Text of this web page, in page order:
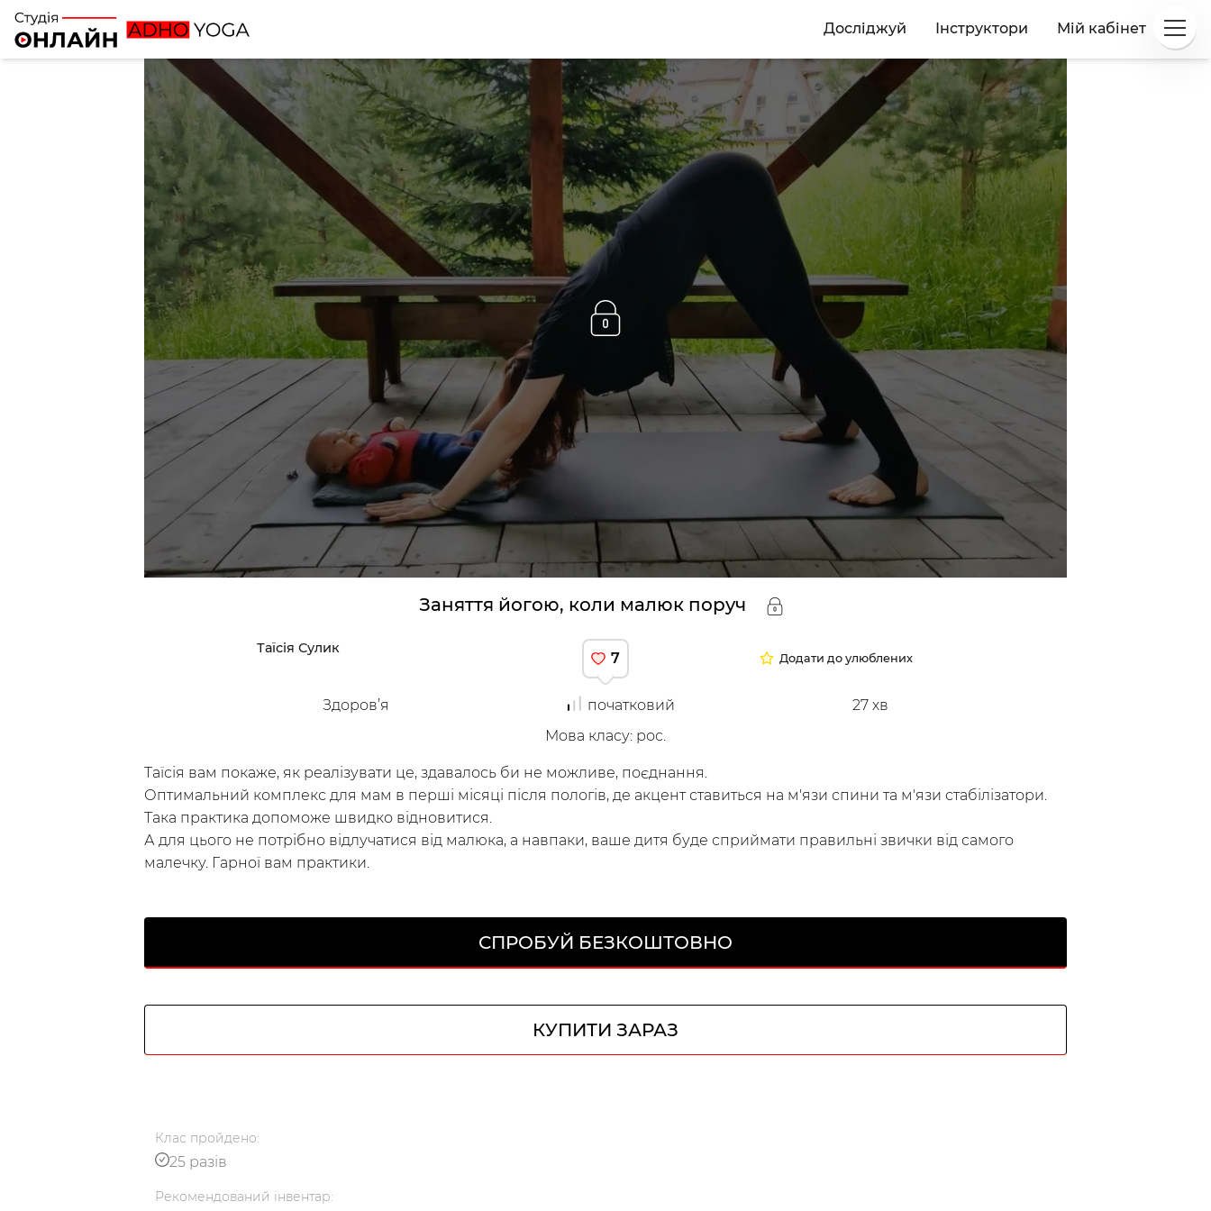
Досліджуй Інструктори Мій кабінет
Досліджуй
Плейлисти
Інструктори
Зареєструйся
Заняття йогою, коли малюк поруч
Таїсія Сулик
7 Додати до улюблених
Здоров’я початковий 27 хв
Мова класу: рос.
Таїсія вам покаже, як реалізувати це, здавалось би не можливе, поєднання.
Оптимальний комплекс для мам в перші місяці після пологів, де акцент ставиться на м'язи спини та м'язи стабілізатори.
Така практика допоможе швидко відновитися.
А для цього не потрібно відлучатися від малюка, а навпаки, ваше дитя буде сприймати правильні звички від самого
малечку. Гарної вам практики.
СПРОБУЙ БЕЗКОШТОВНО
КУПИТИ ЗАРАЗ
Клас пройдено:
25 разів
Рекомендований інвентар: